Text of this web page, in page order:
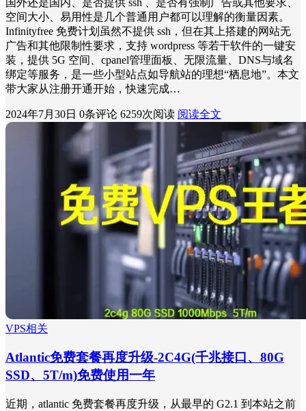
空间大小、易用性是几个普通用户都可以理解的衡量因素。
Infinityfree 免费计划虽然不提供 ssh，但在其上搭建的网站无
广告和其他限制性要求，支持 wordpress 等若干软件的一键安
装，提供 5G 空间、cpanel管理面板、无限流量、DNS与域名
绑定等服务，是一些小型站点如导航站的理想“栖息地”。本文
带大家从注册开通开始，快速完成…
2024年7月30日 0条评论 6259次阅读 阅读全文
VPS相关
Atlantic免费套餐再度升级-2C4G(千兆接口、80G
SSD、5T/m)免费使用一年
近期，atlantic 免费套餐再度升级，从最早的 G2.1 到本站之前